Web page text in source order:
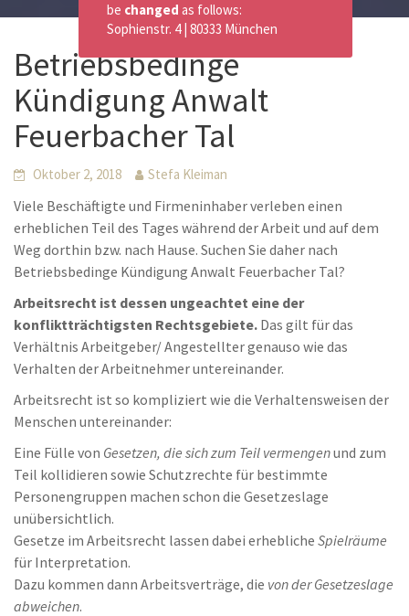
Betriebsbedinge
Kündigung Anwalt
Feuerbacher Tal
Oktober 2, 2018 Stefa Kleiman
Viele Beschäftigte und Firmeninhaber verleben einen
erheblichen Teil des Tages während der Arbeit und auf dem
Weg dorthin bzw. nach Hause. Suchen Sie daher nach
Betriebsbedinge Kündigung Anwalt Feuerbacher Tal?
Arbeitsrecht ist dessen ungeachtet eine der
konfliktträchtigsten Rechtsgebiete. Das gilt für das
Verhältnis Arbeitgeber/ Angestellter genauso wie das
Verhalten der Arbeitnehmer untereinander.
Arbeitsrecht ist so kompliziert wie die Verhaltensweisen der
Menschen untereinander:
Eine Fülle von Gesetzen, die sich zum Teil vermengenund zum
Teil kollidieren sowie Schutzrechte für bestimmte
Personengruppen machen schon die Gesetzeslage
unübersichtlich.
Gesetze im Arbeitsrecht lassen dabei erhebliche Spielräume
für Interpretation.
Dazu kommen dann Arbeitsverträge, die von der Gesetzeslage
abweichen.
be changed as follows:
Sophienstr. 4 | 80333 München